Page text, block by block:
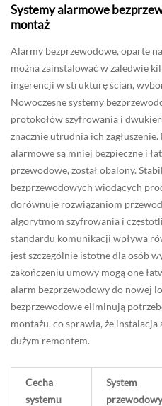
Systemy alarmowe
montaż
Alarmy bezprzewodowe, oparte
można zainstalować w zaledwie
ingerencji w strukturę ścian,
Nowoczesne systemy
protokołów szyfrowania i
znacznie utrudnia ich
alarmowe są mniej bezpieczne i
przewodowe, został obalony.
bezprzewodowych wiodących
dorównuje rozwiązaniom
algorytmom szyfrowania i
standardu komunikacji wpływa
jest szczególnie istotne dla osób
zakończeniu umowy mogą one
alarm bezprzewodowy do nowej
bezprzewodowe eliminują
montażu, co sprawia, że instalacja
dużym remontem.
Cecha
systemu
System
przewodowy